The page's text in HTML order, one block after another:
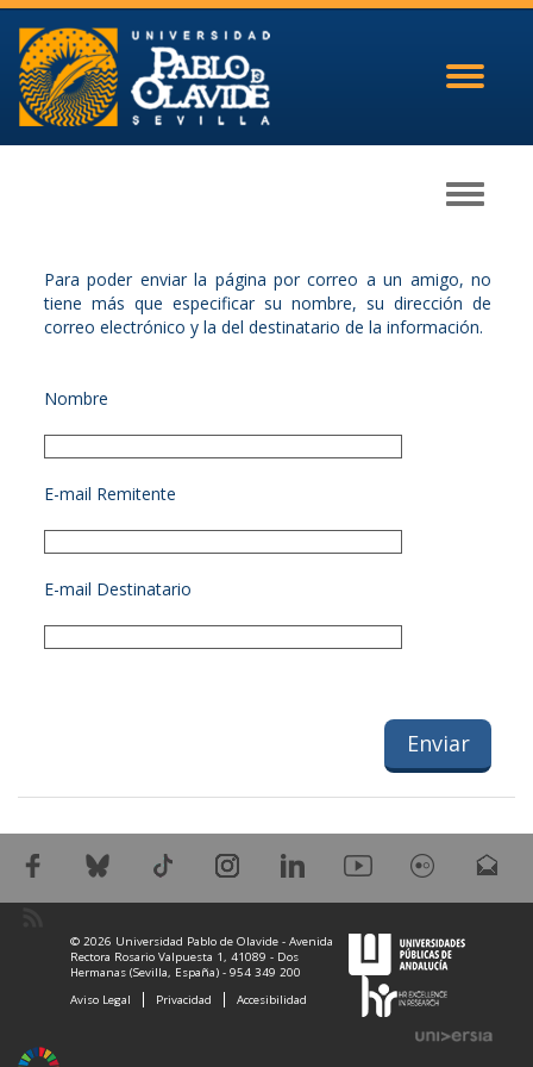
Toggle
Toggle
Para poder enviar la página por correo a un amigo, no
tiene más que especificar su nombre, su dirección de
correo electrónico y la del destinatario de la información.
Nombre
E-mail Remitente
E-mail Destinatario
© 2026 Universidad Pablo de Olavide - Avenida
Rectora Rosario Valpuesta 1, 41089 - Dos
Hermanas (Sevilla, España) - 954 349 200
Aviso Legal
Privacidad Accesibilidad